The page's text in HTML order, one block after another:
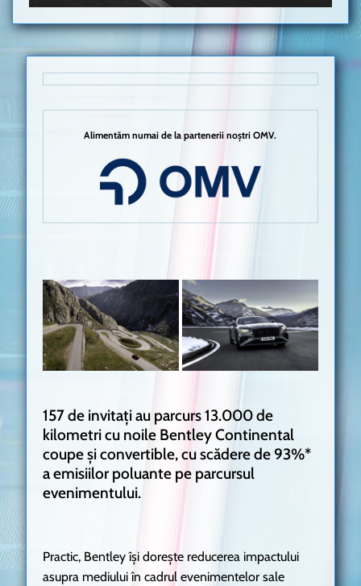
Alimentăm numai de la partenerii noștri OMV.
157 de invitați au parcurs 13.000 de
kilometri cu noile Bentley Continental
coupe și convertible, cu scădere de 93%*
a emisiilor poluante pe parcursul
evenimentului.
Practic, Bentley își dorește reducerea impactului
asupra mediului în cadrul evenimentelor sale